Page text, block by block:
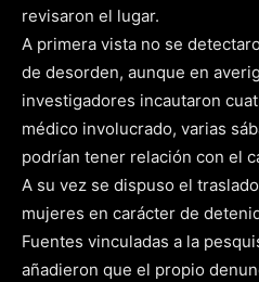
revisaron el lugar.
A primera vista no se
de desorden, aunque en
investigadores incautaron
médico involucrado, varias
podrían tener relación con el
A su vez se dispuso el
mujeres en carácter de
Fuentes vinculadas a la
añadieron que el propio